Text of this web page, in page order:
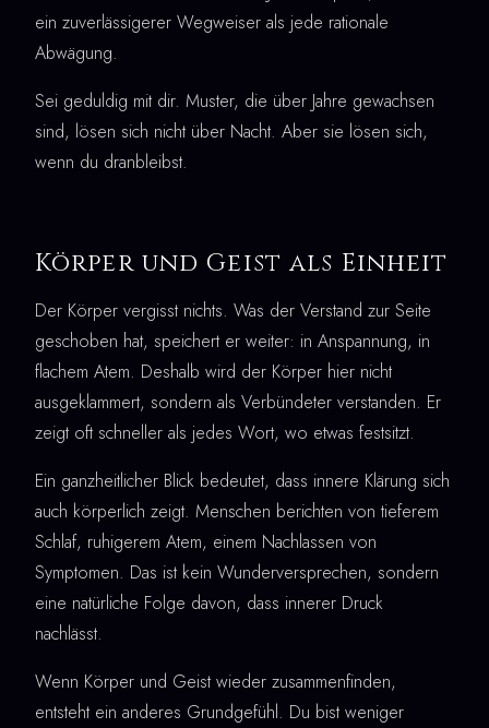
ein zuverlässigerer Wegweiser als jede rationale
Abwägung.
Sei geduldig mit dir. Muster, die über Jahre gewachsen
sind, lösen sich nicht über Nacht. Aber sie lösen sich,
wenn du dranbleibst.
Körper und Geist als Einheit
Der Körper vergisst nichts. Was der Verstand zur Seite
geschoben hat, speichert er weiter: in Anspannung, in
flachem Atem. Deshalb wird der Körper hier nicht
ausgeklammert, sondern als Verbündeter verstanden. Er
zeigt oft schneller als jedes Wort, wo etwas festsitzt.
Ein ganzheitlicher Blick bedeutet, dass innere Klärung sich
auch körperlich zeigt. Menschen berichten von tieferem
Schlaf, ruhigerem Atem, einem Nachlassen von
Symptomen. Das ist kein Wunderversprechen, sondern
eine natürliche Folge davon, dass innerer Druck
nachlässt.
Wenn Körper und Geist wieder zusammenfinden,
entsteht ein anderes Grundgefühl. Du bist weniger